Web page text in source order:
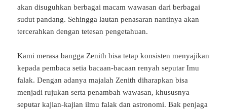
akan disuguhkan berbagai macam wawasan dari berbagai
sudut pandang. Sehingga lautan penasaran nantinya akan
tercerahkan dengan tetesan pengetahuan.
Kami merasa bangga Zenith bisa tetap konsisten menyajikan
kepada pembaca setia bacaan-bacaan renyah seputar Imu
falak. Dengan adanya majalah Zenith diharapkan bisa
menjadi rujukan serta penambah wawasan, khususnya
seputar kajian-kajian ilmu falak dan astronomi. Bak penjaga